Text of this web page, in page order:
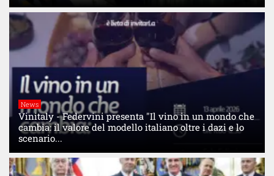
News
Vinitaly - Federvini presenta "Il vino in un mondo che
cambia: il valore del modello italiano oltre i dazi e lo
scenario...